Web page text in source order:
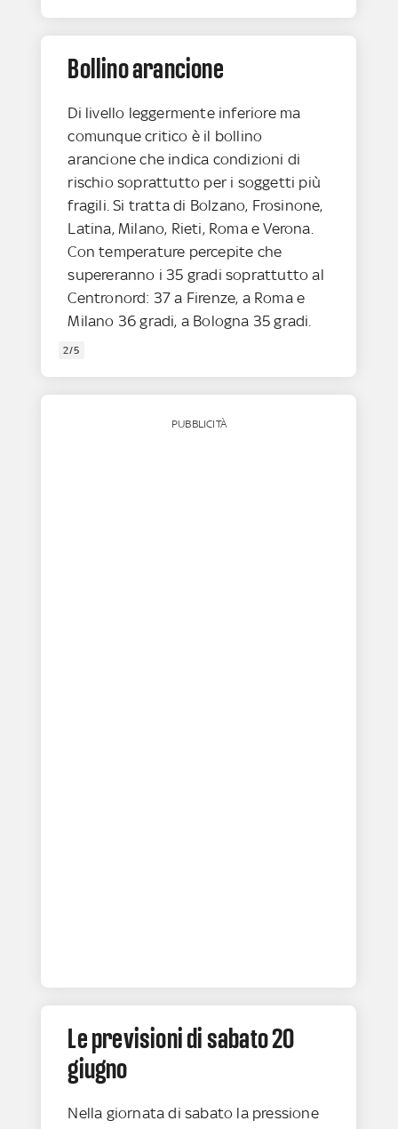
Bollino arancione
Di livello leggermente inferiore ma
comunque critico è il bollino
arancione che indica condizioni di
rischio soprattutto per i soggetti più
fragili. Si tratta di Bolzano, Frosinone,
Latina, Milano, Rieti, Roma e Verona.
Con temperature percepite che
supereranno i 35 gradi soprattutto al
Centronord: 37 a Firenze, a Roma e
Milano 36 gradi, a Bologna 35 gradi.
2/5
PUBBLICITÀ
Le previsioni di sabato 20
giugno
Nella giornata di sabato la pressione